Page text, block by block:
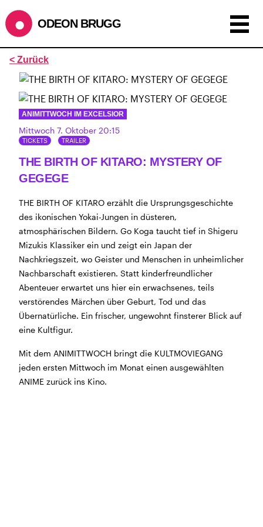
ODEON BRUGG
Anzeigen als:
ÖFFNUNGSZEITEN
SOMMERÖFFNUNGSZEITEN
BÜHNE 2.7. bis 3.9. geschlossen
ZMITTAG2.7. bis 9.8. geschlossen
wir wieder im Haus und freuen uns auf euch <3
STADTFEST BRUGG
während dem Stadtfest Brugg , 20. bis 30. August,
bleibt das Haus jeweils von Freitag Abend bis Montag
Morgen geschlossen
Reguläre Öffnungszeiten:
CINEMA und BÜHNE
45 Min. vor Vorstellungsbeginn(siehe Programm)
Tickets und Gutscheine können an der Kinokasse und
an der Bar gekauft werden.
< Zurück
ANIMITTWOCH IM EXCELSIOR
Mittwoch 7. Oktober 20:15
TICKETS TRAILER
THE BIRTH OF KITARO: MYSTERY OF
GEGEGE
THE BIRTH OF KITARO erzählt die Ursprungsgeschichte
des ikonischen Yokai-Jungen in düsteren,
atmosphärischen Bildern. Go Koga taucht tief in Shigeru
Mizukis Klassiker ein und zeigt ein Japan der
Nachkriegszeit, wo Geister und Menschen in unheimlicher
Nachbarschaft existieren. Statt kinderfreundlicher
Abenteuer erwartet uns hier ein erwachsenes, teils
verstörendes Märchen über Geburt, Tod und das
Übernatürliche. Ein frischer, ungewohnt finsterer Blick auf
eine Kultfigur.
Mit dem ANIMITTWOCH bringt die KULTMOVIEGANG
jeden ersten Mittwoch im Monat einen ausgewählten
ANIME zurück ins Kino.